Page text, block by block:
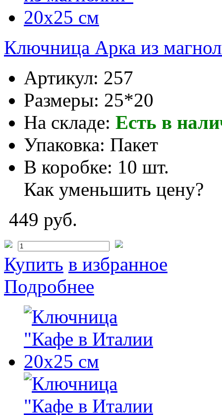
Ключница Арка из
Артикул: 257
Размеры: 25*20
На складе: Есть в
Упаковка: Пакет
В коробке: 10 шт.
Как уменьшить цену?
449 руб.
Купить в избранное
Подробнее